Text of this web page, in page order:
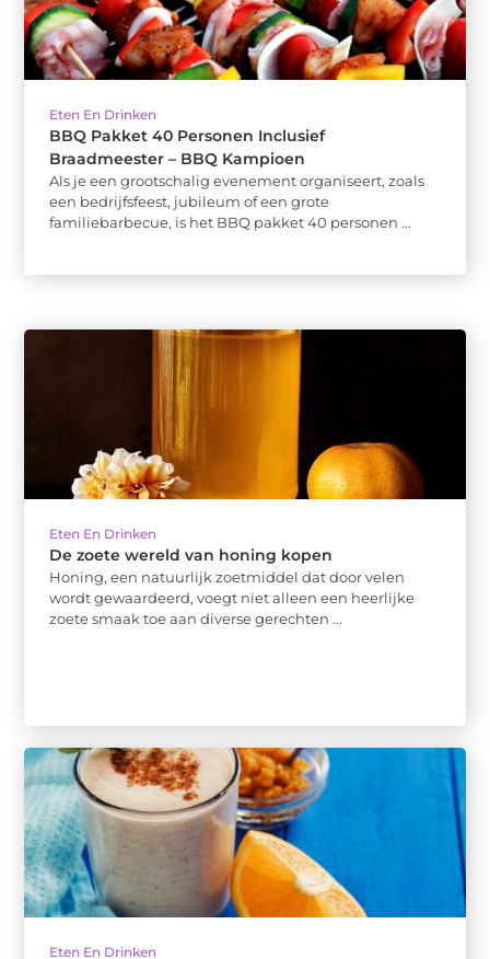
Eten En Drinken
BBQ Pakket 40 Personen Inclusief
Braadmeester – BBQ Kampioen
Als je een grootschalig evenement organiseert, zoals
een bedrijfsfeest, jubileum of een grote
familiebarbecue, is het BBQ pakket 40 personen ...
Eten En Drinken
De zoete wereld van honing kopen
Honing, een natuurlijk zoetmiddel dat door velen
wordt gewaardeerd, voegt niet alleen een heerlijke
zoete smaak toe aan diverse gerechten ...
Eten En Drinken